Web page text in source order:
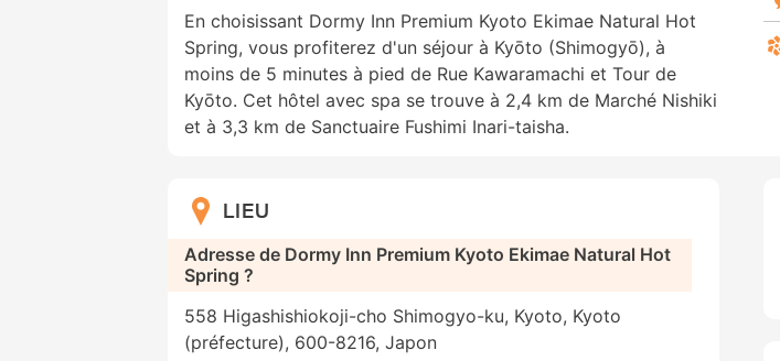
En choisissant Dormy Inn Premium Kyoto Ekimae Natural Hot
Spring, vous profiterez d'un séjour à Kyōto (Shimogyō), à
moins de 5 minutes à pied de Rue Kawaramachi et Tour de
Kyōto. Cet hôtel avec spa se trouve à 2,4 km de Marché Nishiki
et à 3,3 km de Sanctuaire Fushimi Inari-taisha.
LIEU
Adresse de Dormy Inn Premium Kyoto Ekimae Natural Hot
Spring ?
558 Higashishiokoji-cho Shimogyo-ku, Kyoto, Kyoto
(préfecture), 600-8216, Japon